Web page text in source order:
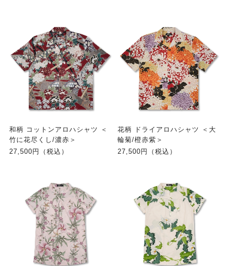
和柄 コットンアロハシャツ ＜
竹に花尽くし/濃赤＞
27,500円（税込）
花柄 ドライアロハシャツ ＜大
輪菊/橙赤紫＞
27,500円（税込）